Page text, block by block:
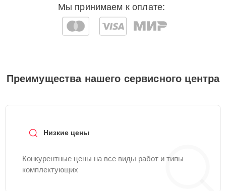
Мы принимаем к оплате:
Преимущества нашего сервисного центра
Низкие цены
Конкурентные цены на все виды работ и типы
комплектующих